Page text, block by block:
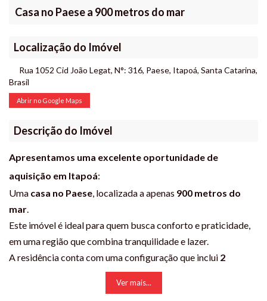
Casa no Paese a 900 metros do mar
Localização do Imóvel
Rua 1052 Cid João Legat, N°: 316, Paese, Itapoá, Santa Catarina,
Brasil
Abrir no Google Maps
Descrição do Imóvel
Apresentamos uma excelente oportunidade de
aquisição em Itapoá:
Uma casa no Paese , localizada a apenas 900 metros do
mar
Este imóvel é ideal para quem busca conforto e praticidade,
em uma região que combina tranquilidade e lazer.
A residência conta com uma configuração que inclui 2
quartos com ventilador de tetoe1 banheiro
proporcionando um espaço confortável para sua família.
Ver mais...